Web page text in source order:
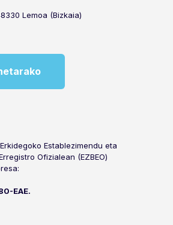
Lemoa (Bizkaia)
Establezimendu eta
Ofizialean (EZBEO)
EAE.